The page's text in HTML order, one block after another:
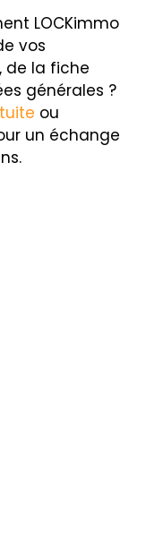
LOCKimmo
vos
de la fiche
générales ?
ou
un échange